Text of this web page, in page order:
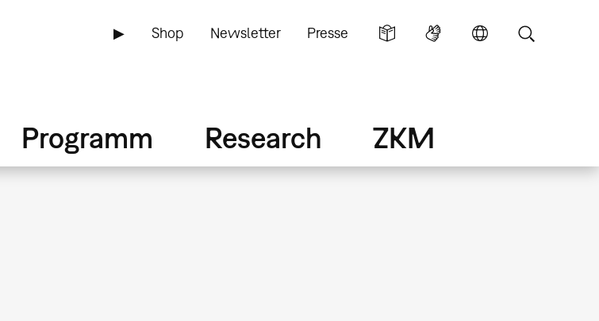
▶ Shop Newsletter Presse
Programm Research ZKM